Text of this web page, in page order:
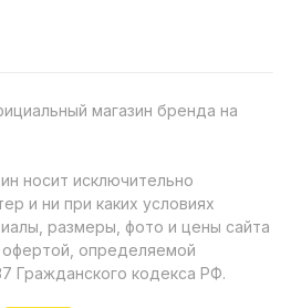
магазин бренда на
носит исключительно
и ни при каких условиях
размеры, фото и цены сайта
определяемой
Гражданского кодекса РФ.